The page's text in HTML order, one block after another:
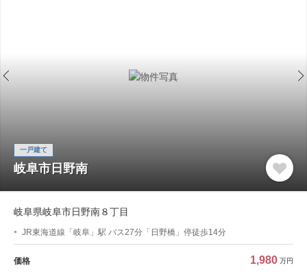
一戸建て
岐阜市日野南
岐阜県岐阜市日野南８丁目
JR東海道線「岐阜」駅 バス27分「日野橋」停徒歩14分
価格 1,980 万円